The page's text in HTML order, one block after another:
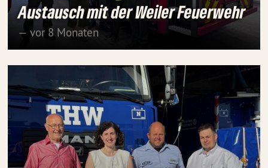
Austausch mit der Weiler Feuerwehr
— vor 8 Monaten